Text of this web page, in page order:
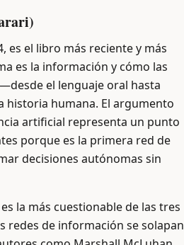
es el libro más reciente y más
es la información y cómo las
el lenguaje oral hasta
humana. El argumento
artificial representa un punto
porque es la primera red de
decisiones autónomas sin
la más cuestionable de las tres
redes de información se solapan